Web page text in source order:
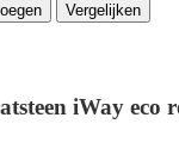
Vergelijken
iWay eco